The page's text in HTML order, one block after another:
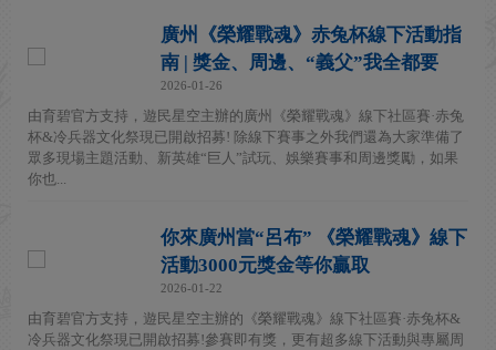
廣州《榮耀戰魂》赤兔杯線下活動指
南 | 獎金、周邊、“義父”我全都要
2026-01-26
由育碧官方支持，遊民星空主辦的廣州《榮耀戰魂》線下社區賽·赤兔
杯&冷兵器文化祭現已開啟招募! 除線下賽事之外我們還為大家準備了
眾多現場主題活動、新英雄“巨人”試玩、娛樂賽事和周邊獎勵，如果
你也...
你來廣州當“呂布” 《榮耀戰魂》線下
活動3000元獎金等你贏取
2026-01-22
由育碧官方支持，遊民星空主辦的《榮耀戰魂》線下社區賽·赤兔杯&
冷兵器文化祭現已開啟招募!參賽即有獎，更有超多線下活動與專屬周